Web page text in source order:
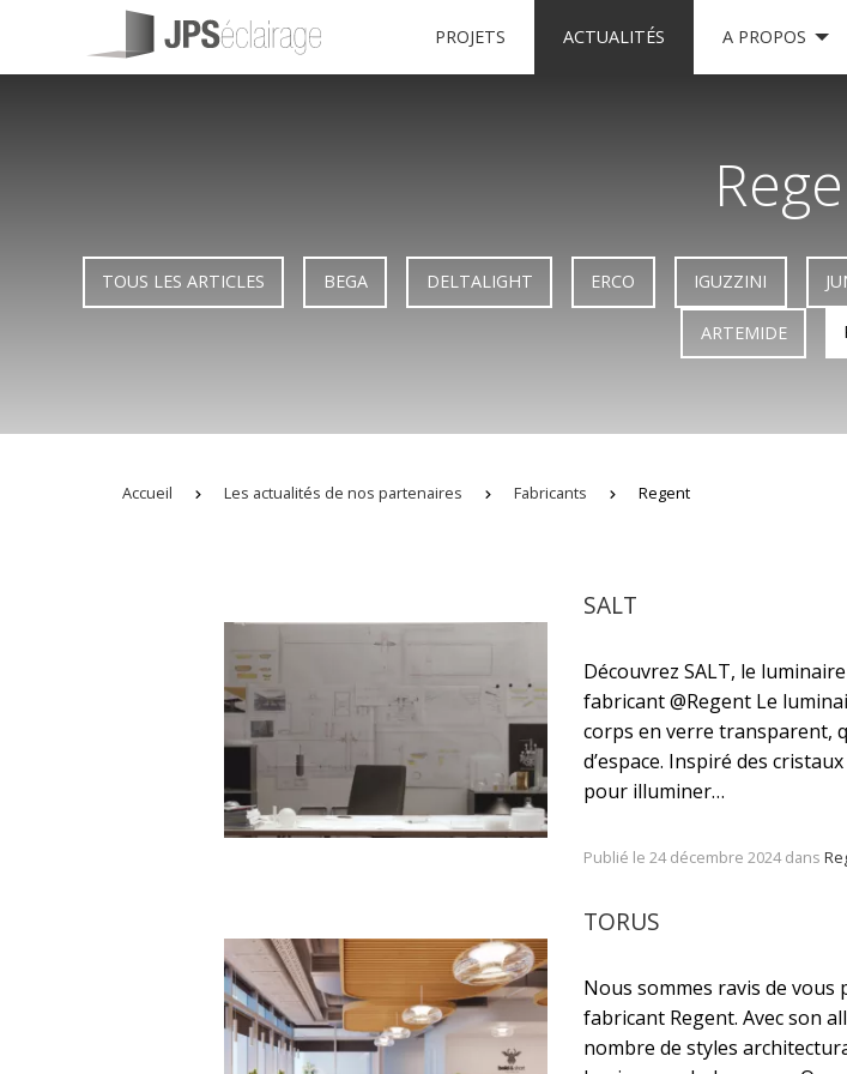
PROJETS ACTUALITÉS A PROPOS
TOUS LES ARTICLES BEGA DELTALIGHT ERCO IGUZZINI
ARTEMIDE
Accueil Les actualités de nos partenaires Fabricants Regent
SALT
Découvrez SALT, le
fabricant @Regent Le
corps en verre transparent,
d’espace. Inspiré des
pour illuminer…
Publié le 24 décembre 2024 dans
TORUS
Nous sommes ravis de
fabricant Regent. Avec son
nombre de styles